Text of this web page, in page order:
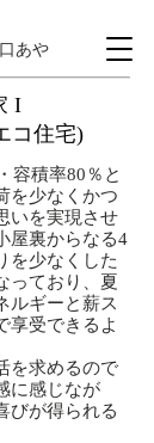
あや
I
コ住宅)
容積率80％と
を少なくかつ
いを実現させ
屋裏からなる4
を少なくした
っており、夏
ルギーと薪ス
享受できるよ
を求めるので
に感じなが
びが得られる